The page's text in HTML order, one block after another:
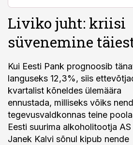
Liviko juht: kriisi
süvenemine
Kui Eesti Pank prognoosib
languseks 12,3%, siis
kvartalist kõneldes ülemäära
ennustada, milliseks võiks
tegevusvaldkonnas teine
Eesti suurima alkoholitootja
Janek Kalvi sõnul kipub nende